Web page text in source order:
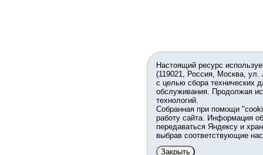
Настоящий ресурс
(119021, Россия, Москва,
с целью сбора технических
обслуживания. Продолжая
технологий.
Собранная при помощи
работу сайта. Информация
передаваться Яндексу и
выбрав соответствующие
Закрыть